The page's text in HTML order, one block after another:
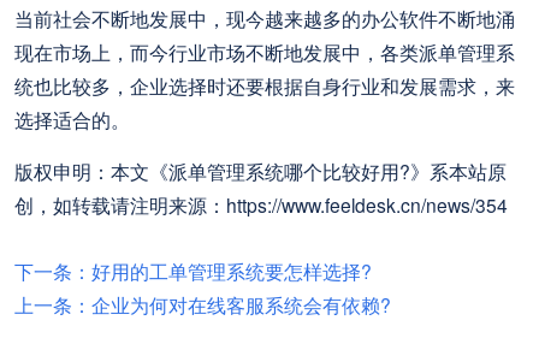
当前社会不断地发展中，现今越来越多的办公软件不断地涌
现在市场上，而今行业市场不断地发展中，各类派单管理系
统也比较多，企业选择时还要根据自身行业和发展需求，来
选择适合的。
版权申明：本文《派单管理系统哪个比较好用?》系本站原
创，如转载请注明来源：https://www.feeldesk.cn/news/354
下一条：好用的工单管理系统要怎样选择?
上一条：企业为何对在线客服系统会有依赖?